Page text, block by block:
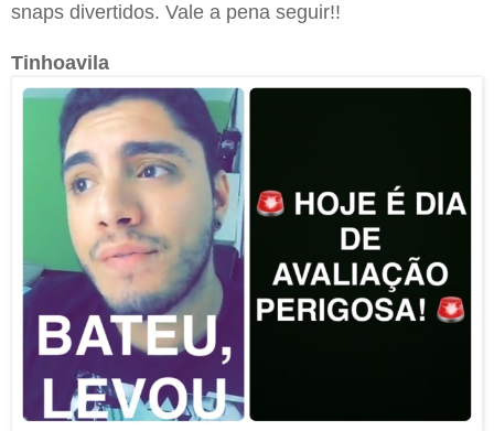
snaps divertidos. Vale a pena seguir!!
Tinhoavila